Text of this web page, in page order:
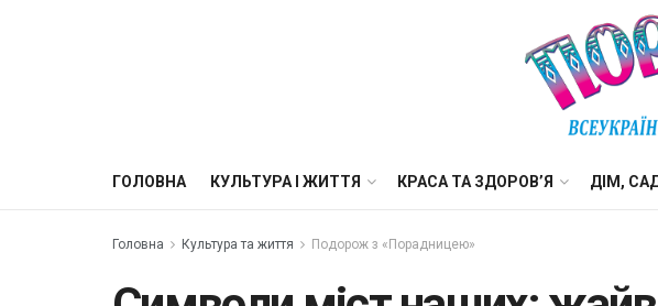
ГОЛОВНА КУЛЬТУРА І ЖИТТЯ КРАСА ТА ЗДОРОВ’Я ДІМ,
Головна Культура та життя Подорож з «Порадницею»